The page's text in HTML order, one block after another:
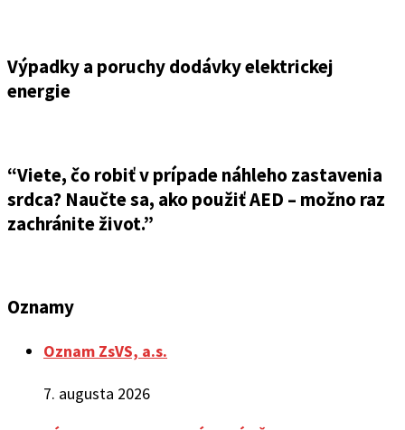
Výpadky a poruchy dodávky elektrickej
energie
“Viete, čo robiť v prípade náhleho zastavenia
srdca? Naučte sa, ako použiť AED – možno raz
zachránite život.”
Oznamy
Oznam ZsVS, a.s.
7. augusta 2026